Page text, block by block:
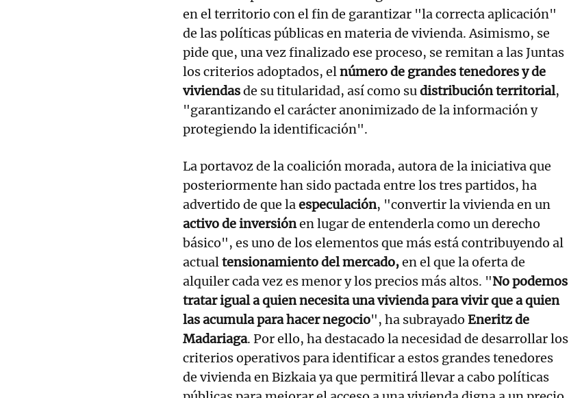
en el territorio con el fin de garantizar "la correcta aplicación"
de las políticas públicas en materia de vivienda. Asimismo, se
pide que, una vez finalizado ese proceso, se remitan a las Juntas
los criterios adoptados, elnúmero de grandes tenedoresy de
viviendasde su titularidad, así como sudistribución territorial,
"garantizando el carácter anonimizado de la información y
protegiendo la identificación".
La portavoz de la coalición morada, autora de la iniciativa que
posteriormente han sido pactada entre los tres partidos, ha
advertido de que laespeculación, "convertir la vivienda en un
activo de inversiónen lugar de entenderla como un derecho
básico", es uno de los elementos que más está contribuyendo al
actualtensionamiento del mercado,en el que la oferta de
alquiler cada vez es menor y los precios más altos. "No podemos
tratar igual a quien necesita una vivienda para vivir que a quien
las acumula para hacer negocio", ha subrayado Eneritz de
Madariaga. Por ello, ha destacado la necesidad de desarrollar los
criterios operativos para identificar a estos grandes tenedores
de vivienda en Bizkaia ya que permitirá llevar a cabo políticas